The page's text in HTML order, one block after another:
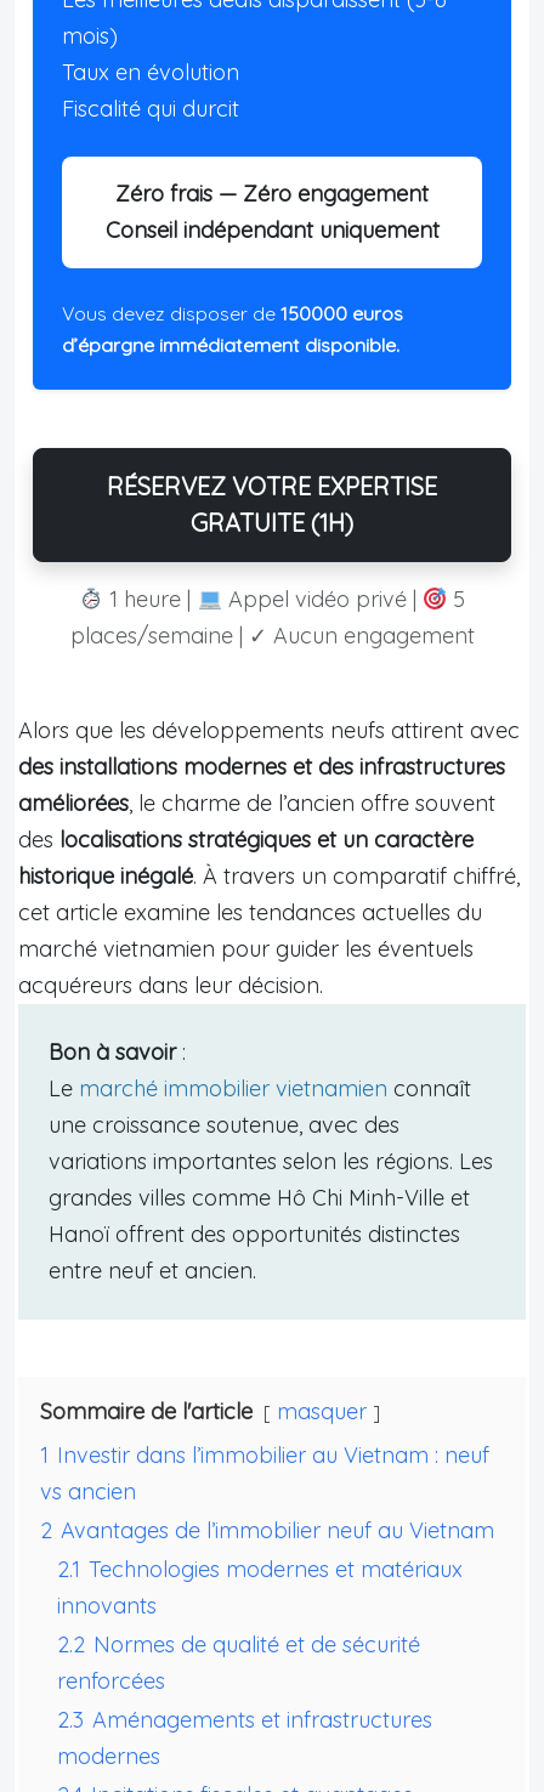
mois)
Taux en évolution
Fiscalité qui durcit
Zéro frais — Zéro engagement
Conseil indépendant uniquement
Vous devez disposer de 150000 euros
d’épargne immédiatement disponible.
RÉSERVEZ VOTRE EXPERTISE
GRATUITE (1H)
1 heure | Appel vidéo privé |
5
places/semaine | ✓ Aucun engagement
Alors que les développements neufs attirent avec
des installations modernes et des infrastructures
améliorées, le charme de l’ancien offre souvent
des localisations stratégiques et un caractère
historique inégalé. À travers un comparatif chiffré,
cet article examine les tendances actuelles du
marché vietnamien pour guider les éventuels
acquéreurs dans leur décision.
Bon à savoir:
Le marché immobilier vietnamien connaît
une croissance soutenue, avec des
variations importantes selon les régions. Les
grandes villes comme Hô Chi Minh-Ville et
Hanoï offrent des opportunités distinctes
entre neuf et ancien.
Sommaire de l'article
masquer
1 Investir dans l’immobilier au Vietnam : neuf
vs ancien
2 Avantages de l’immobilier neuf au Vietnam
2.1 Technologies modernes et matériaux
innovants
2.2 Normes de qualité et de sécurité
renforcées
2.3 Aménagements et infrastructures
modernes